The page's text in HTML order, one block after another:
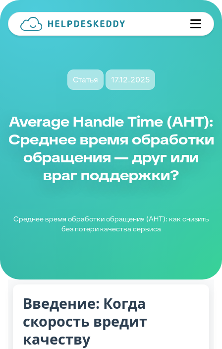
Статья 17.12.2025
Average Handle Time (AHT):
Среднее время обработки
обращения — друг или
враг поддержки?
Среднее время обработки обращения (AHT): как снизить
без потери качества сервиса
Введение: Когда
скорость вредит
качеству